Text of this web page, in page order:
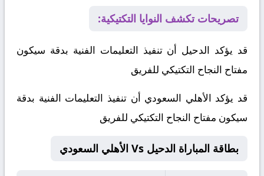
تصريحات تكشف النوايا التكتيكية:
قد يؤكد الدحيل أن تنفيذ التعليمات الفنية بدقة سيكون
مفتاح النجاح التكتيكي للفريق
قد يؤكد الأهلي السعودي أن تنفيذ التعليمات الفنية بدقة
سيكون مفتاح النجاح التكتيكي للفريق
بطاقة المباراة الدحيل Vs الأهلي السعودي